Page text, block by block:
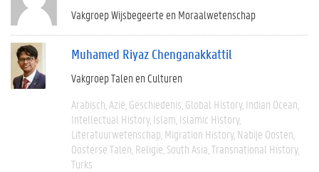
Vakgroep Wijsbegeerte en Moraalwetenschap
Muhamed Riyaz Chenganakkattil
Vakgroep Talen en Culturen
Arabisch Azië Geschiedenis Global History Indian Ocean
Intellectual History Islam Islamic History
Literatuurwetenschap Migration History Nabije Oosten
Oosterse Talen Religie South Asia Transnational History
Turks